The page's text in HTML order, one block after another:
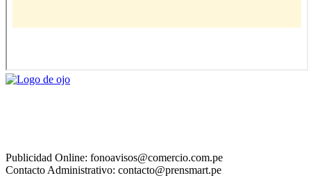
Publicidad Online: fonoavisos@comercio.com.pe
Contacto Administrativo: contacto@prensmart.pe